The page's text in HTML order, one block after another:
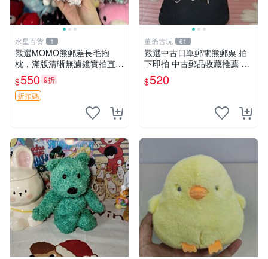
水星百貨 1
嚴選MOMO熊郵差長毛抱
枕，滿版清晰無濾鏡實拍直
銷。每周新品到貨，不容錯
過！ 郵差熊 長毛 抱枕
$550 9折
折扣碼
董爺古玩 61
嚴選中古日單郵電熊郵票 拍
下即拍 中古郵品收藏推薦 郵
票 郵電熊 日本
$520